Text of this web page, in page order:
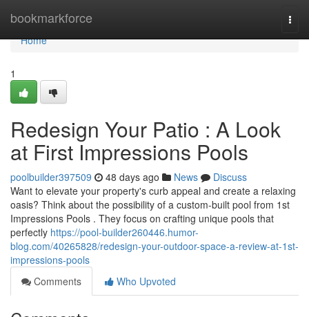
bookmarkforce
Home
Home
1
Redesign Your Patio : A Look
at First Impressions Pools
poolbuilder397509 48 days ago News
Discuss
Want to elevate your property's curb appeal and create a relaxing
oasis? Think about the possibility of a custom-built pool from 1st
Impressions Pools . They focus on crafting unique pools that
perfectly https://pool-builder260446.humor-
blog.com/40265828/redesign-your-outdoor-space-a-review-at-1st-
impressions-pools
Comments
Who Upvoted